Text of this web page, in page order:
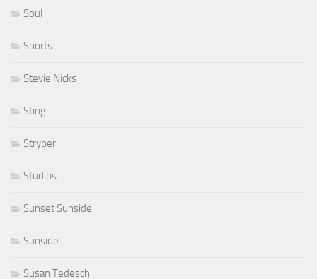
Soul
Sports
Stevie Nicks
Sting
Stryper
Studios
Sunset Sunside
Sunside
Susan Tedeschi